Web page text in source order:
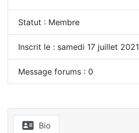
Statut : Membre
Inscrit le : samedi 17 juillet 2021
Message forums : 0
Bio